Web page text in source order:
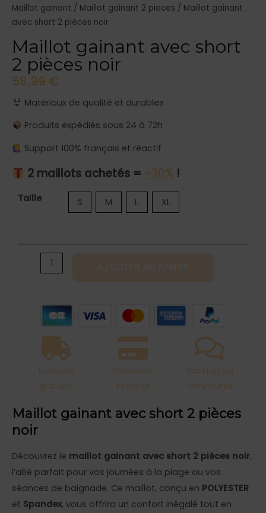
Maillot gainant / Maillot gainant 2 pieces / Maillot gainant
avec short 2 pièces noir
Maillot gainant avec short
2 pièces noir
58,99 €
Matériaux de qualité et durables
Produits expédiés sous 24 à 72h
Support 100% français et réactif
2 maillots achetés = -30% !
Taille S M L XL
quantité
gainant
pièces
Livraison
gratuite
Paiement
sécurisé
Satisfait ou
remboursé
Maillot gainant avec short 2 pièces
noir
Découvrez le maillot gainant avec short 2 pièces noir,
l’allié parfait pour vos journées à la plage ou vos
séances de baignade. Ce maillot, conçu en POLYESTER
et Spandex, vous offrira un confort inégalé tout en